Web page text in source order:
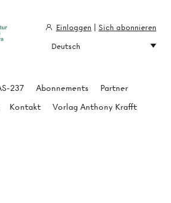
237 Abonnements
Partner
Kontakt Vorlag Anthony Krafft
Einloggen
Sich abonnieren
Deutsch